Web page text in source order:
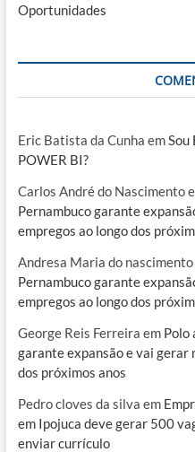
Oportunidades
Eric Batista da Cunha emSou
POWER BI?
Carlos André do Nascimento
Pernambuco garante
empregos ao longo dos
Andresa Maria do nascimento
Pernambuco garante
empregos ao longo dos
George Reis Ferreira em Polo
garante expansão e vai gerar
dos próximos anos
Pedro cloves da silva em
em Ipojuca deve gerar 500
enviar currículo